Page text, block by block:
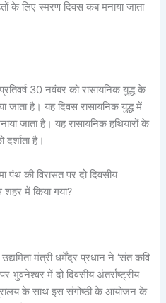
के लिए स्मरण दिवस कब मनाया जाता
30 नवंबर को रासायनिक युद्ध के
जाता है। यह दिवस रासायनिक युद्ध में
जाता है। यह रासायनिक हथियारों के
है।
पंथ की विरासत पर दो दिवसीय
शहर में किया गया?
मंत्री धर्मेंद्र प्रधान ने ‘संत कवि
भुवनेश्वर में दो दिवसीय अंतर्राष्ट्रीय
के साथ इस संगोष्ठी के आयोजन के